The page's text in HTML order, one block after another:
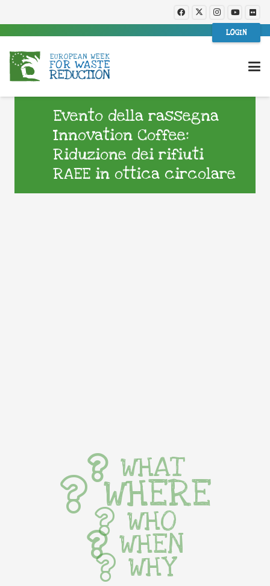
LOGIN
Evento della rassegna
Innovation Coffee:
Riduzione dei rifiuti
RAEE in ottica circolare
WHAT
WHERE
WHO
WHEN
WHY